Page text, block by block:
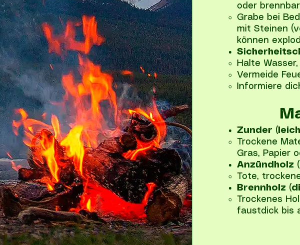
oder
Grabe bei
mit Steinen
können
Halte
Vermeide
Informiere
Zunder
Trockene
Gras, Papier
Anzündholz
Tote,
Brennholz
Trockenes
faustdick bis